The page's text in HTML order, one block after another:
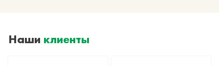
Наши клиенты